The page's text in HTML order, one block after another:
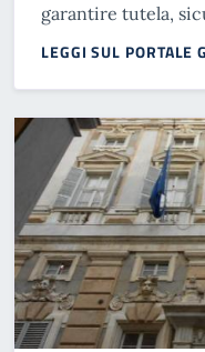
garantire tutela,
LEGGI SUL PORTALE